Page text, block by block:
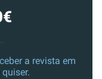
a revista em